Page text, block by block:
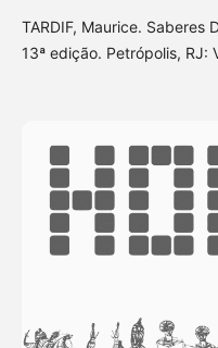
TARDIF, Maurice. Saberes
13ª edição. Petrópolis, RJ: